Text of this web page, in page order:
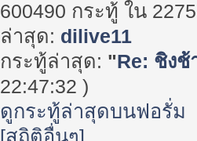
600490 กระทู้ ใน
ล่าสุด: dilive11
กระทู้ล่าสุด: "Re: ชิงช้
22:47:32 )
ดูกระทู้ล่าสุดบนฟอรั่ม
[สถิติอื่นๆ]